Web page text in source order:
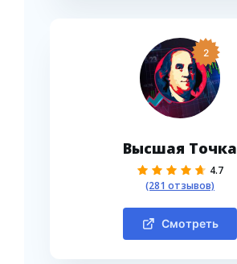
2
Высшая Точка
4.7
(281 отзывов)
Смотреть